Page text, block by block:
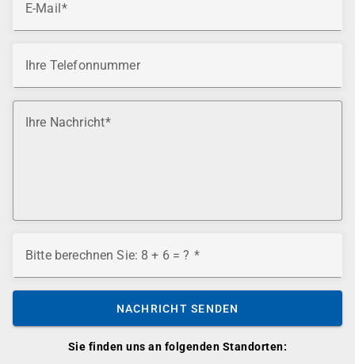
Sie finden uns an folgenden Standorten:
E-Mail
Ihre Telefonnummer
Ihre Nachricht
Bitte berechnen Sie: 8 + 6 = ?
NACHRICHT SENDEN